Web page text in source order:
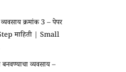
क्रमांक 3 – पेपर
माहिती | Small
व्यवसाय –